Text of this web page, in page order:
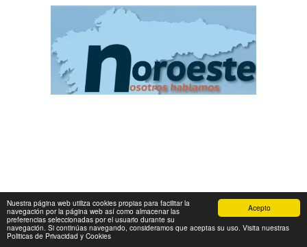
Acepto
Nuestra página web utiliza cookies propias para facilitar la
navegación por la página web así como almacenar las
preferencias seleccionadas por el usuario durante su
navegación. Si continúas navegando, consideramos que aceptas su uso. Visita nuestras
Politicas de Privacidad y Cookies